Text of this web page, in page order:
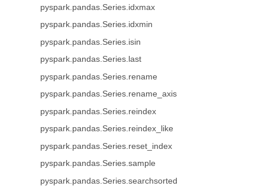
pyspark.pandas.Series.idxmax
pyspark.pandas.Series.idxmin
pyspark.pandas.Series.isin
pyspark.pandas.Series.last
pyspark.pandas.Series.rename
pyspark.pandas.Series.rename_axis
pyspark.pandas.Series.reindex
pyspark.pandas.Series.reindex_like
pyspark.pandas.Series.reset_index
pyspark.pandas.Series.sample
pyspark.pandas.Series.searchsorted